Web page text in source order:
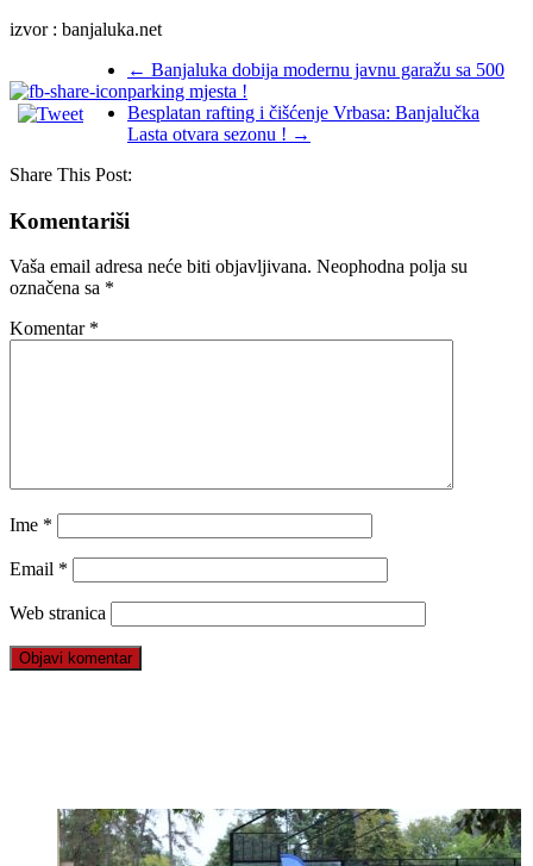
izvor : banjaluka.net
← Banjaluka dobija modernu javnu garažu sa 500
parking mjesta !
Besplatan rafting i čišćenje Vrbasa: Banjalučka
Lasta otvara sezonu ! →
Share This Post:
Komentariši
Vaša email adresa neće biti objavljivana. Neophodna polja su
označena sa *
Komentar *
Ime *
Email *
Web stranica